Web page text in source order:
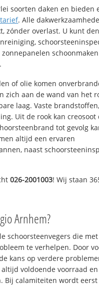
soorten daken en bieden
. Alle
zónder overlast. U kunt
of olie komen
zich aan de wand van het
laag. Vaste
Uit de rook kan creosoot
tot gevolg
altijd een ervaren
naast
026-2001003! Wij staan
Arnhem?
schoorsteenvegers die
te verhelpen. Door
kans op verdere
voldoende voorraad
Bij calamiteiten wordt eerst